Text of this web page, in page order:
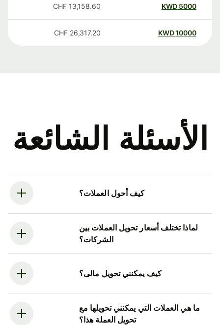
5000
KWD
13,158.60
CHF
10000
KWD
26,317.20
CHF
الأسئلة الشائعة
كيف أحول العملات؟
لماذا تختلف أسعار تحويل العملات بين
الشركات؟
كيف يمكنني تحويل مالى؟
ما هي العملات التي يمكنني تحويلها مع
تحويل العملة هذا؟